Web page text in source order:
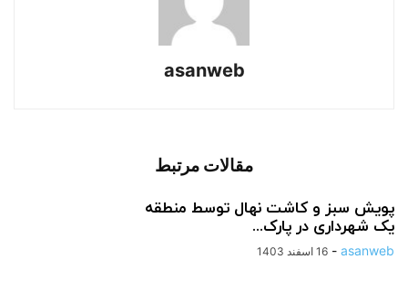
asanweb
مقالات مرتبط
پویش سبز و کاشت نهال توسط منطقه
یک شهرداری در پارک...
asanweb
- 16 اسفند 1403